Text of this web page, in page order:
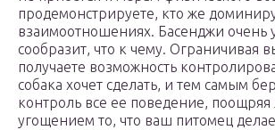
продемонстрируете, кто же
взаимоотношениях. Басенджи очень
сообразит, что к чему. Ограничивая
получаете возможность
собака хочет сделать, и тем самым
контроль все ее поведение, поощряя
угощением то, что ваш питомец